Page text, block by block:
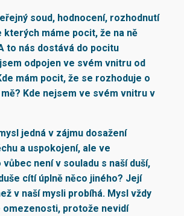
soud, hodnocení, rozhodnutí
kterých máme pocit, že na ně
to nás dostává do pocitu
odpojen ve svém vnitru od
mám pocit, že se rozhoduje o
Kde nejsem ve svém vnitru v
jedná v zájmu dosažení
a uspokojení, ale ve
není v souladu s naší duší,
cítí úplně něco jiného? Její
v naší mysli probíhá. Mysl vždy
omezenosti, protože nevidí